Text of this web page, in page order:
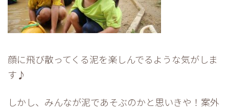
顔に飛び散ってくる泥を楽しんでるような気がしま
す♪
しかし、みんなが泥であそぶのかと思いきや！案外